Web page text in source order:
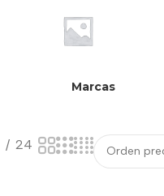
Marcas
24